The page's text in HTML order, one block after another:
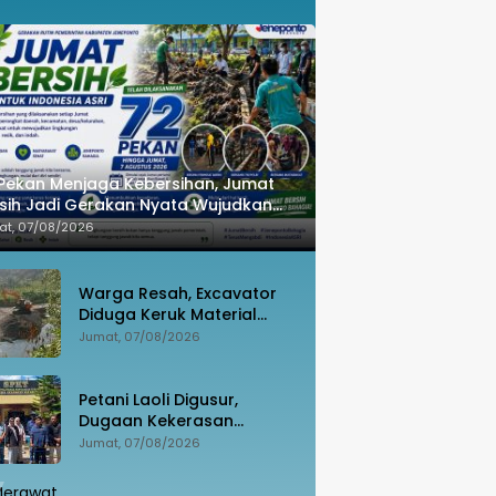
Menjaga Kebersihan, Jumat
Jadi Gerakan Nyata Wujudkan
Bahagia
07/08/2026
Warga Resah, Excavator
Diduga Keruk Material
Sungai Dekat Jembatan
Jumat, 07/08/2026
Petani Laoli Digusur,
Dugaan Kekerasan
Dilaporkan ke Polisi:
Jumat, 07/08/2026